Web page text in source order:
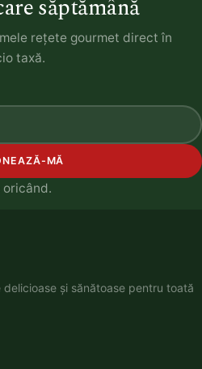
săptămână
rețete gourmet direct în
taxă.
MĂ
oricând.
și sănătoase pentru toată